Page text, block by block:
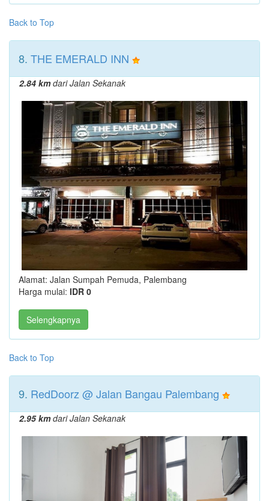
Back to Top
8. THE EMERALD INN
2.84 kmdari Jalan Sekanak
Alamat: Jalan Sumpah Pemuda, Palembang
Harga mulai: IDR 0
Selengkapnya
Back to Top
9. RedDoorz @ Jalan Bangau Palembang
2.95 kmdari Jalan Sekanak